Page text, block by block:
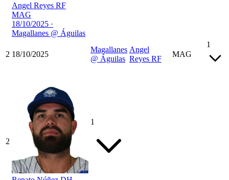
Angel Reyes RF
MAG
18/10/2025 ·
Magallanes @ Águilas
2 18/10/2025
Magallanes
@ Águilas
Angel
Reyes RF
MAG
1
2
1